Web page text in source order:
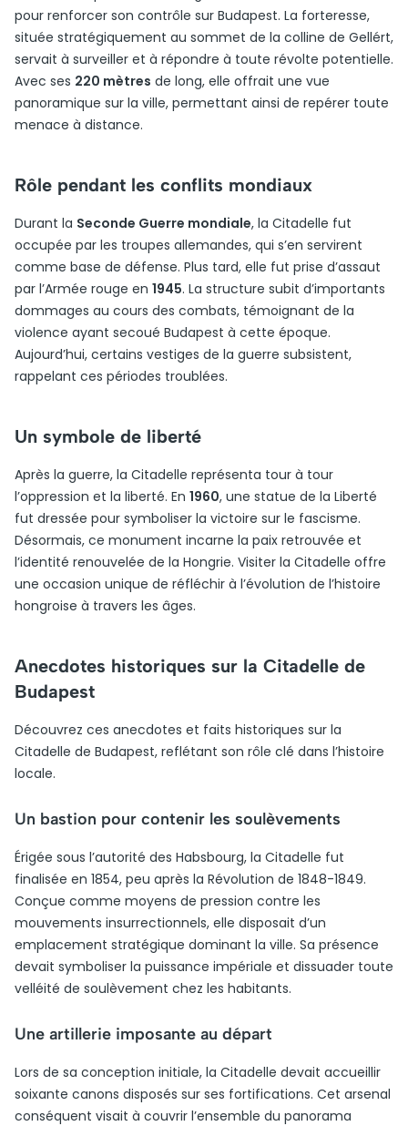
pour renforcer son contrôle sur Budapest. La forteresse,
située stratégiquement au sommet de la colline de Gellért,
servait à surveiller et à répondre à toute révolte potentielle.
Avec ses 220 mètres de long, elle offrait une vue
panoramique sur la ville, permettant ainsi de repérer toute
menace à distance.
Rôle pendant les conflits mondiaux
Durant la Seconde Guerre mondiale, la Citadelle fut
occupée par les troupes allemandes, qui s’en servirent
comme base de défense. Plus tard, elle fut prise d’assaut
par l’Armée rouge en 1945. La structure subit d’importants
dommages au cours des combats, témoignant de la
violence ayant secoué Budapest à cette époque.
Aujourd’hui, certains vestiges de la guerre subsistent,
rappelant ces périodes troublées.
Un symbole de liberté
Après la guerre, la Citadelle représenta tour à tour
l’oppression et la liberté. En 1960, une statue de la Liberté
fut dressée pour symboliser la victoire sur le fascisme.
Désormais, ce monument incarne la paix retrouvée et
l’identité renouvelée de la Hongrie. Visiter la Citadelle offre
une occasion unique de réfléchir à l’évolution de l’histoire
hongroise à travers les âges.
Anecdotes historiques sur la Citadelle de
Budapest
Découvrez ces anecdotes et faits historiques sur la
Citadelle de Budapest, reflétant son rôle clé dans l’histoire
locale.
Un bastion pour contenir les soulèvements
Érigée sous l’autorité des Habsbourg, la Citadelle fut
finalisée en 1854, peu après la Révolution de 1848-1849.
Conçue comme moyens de pression contre les
mouvements insurrectionnels, elle disposait d’un
emplacement stratégique dominant la ville. Sa présence
devait symboliser la puissance impériale et dissuader toute
velléité de soulèvement chez les habitants.
Une artillerie imposante au départ
Lors de sa conception initiale, la Citadelle devait accueillir
soixante canons disposés sur ses fortifications. Cet arsenal
conséquent visait à couvrir l’ensemble du panorama